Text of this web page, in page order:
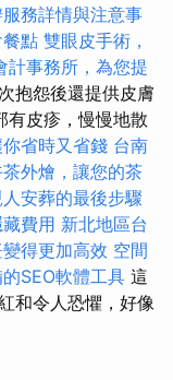
務詳情與注意事
點 雙眼皮手術，
計事務所，為您提
抱怨後還提供皮膚
有皮疹，慢慢地散
省時又省錢 台南
外燴，讓您的茶
安葬的最後步驟
費用 新北地區台
得更加高效 空間
SEO軟體工具 這
和令人恐懼，好像